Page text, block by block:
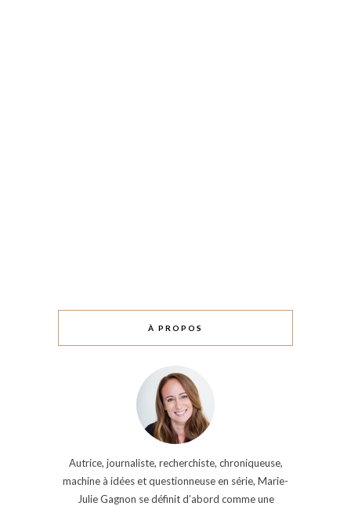
À PROPOS
Autrice, journaliste, recherchiste, chroniqueuse,
machine à idées et questionneuse en série, Marie-
Julie Gagnon se définit d’abord comme une